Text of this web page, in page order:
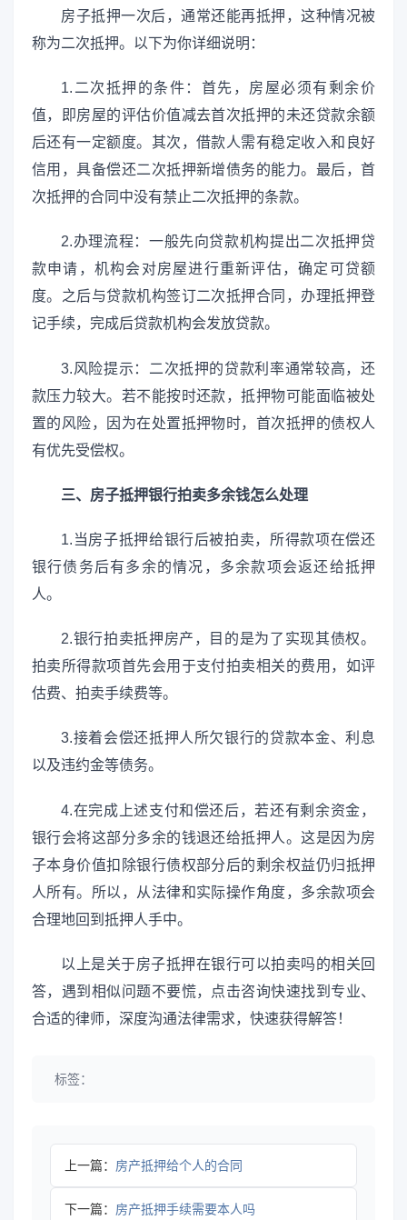
房子抵押一次后，通常还能再抵押，这种情况被
称为二次抵押。以下为你详细说明：
1.二次抵押的条件：首先，房屋必须有剩余价
值，即房屋的评估价值减去首次抵押的未还贷款余额
后还有一定额度。其次，借款人需有稳定收入和良好
信用，具备偿还二次抵押新增债务的能力。最后，首
次抵押的合同中没有禁止二次抵押的条款。
2.办理流程：一般先向贷款机构提出二次抵押贷
款申请，机构会对房屋进行重新评估，确定可贷额
度。之后与贷款机构签订二次抵押合同，办理抵押登
记手续，完成后贷款机构会发放贷款。
3.风险提示：二次抵押的贷款利率通常较高，还
款压力较大。若不能按时还款，抵押物可能面临被处
置的风险，因为在处置抵押物时，首次抵押的债权人
有优先受偿权。
三、房子抵押银行拍卖多余钱怎么处理
1.当房子抵押给银行后被拍卖，所得款项在偿还
银行债务后有多余的情况，多余款项会返还给抵押
人。
2.银行拍卖抵押房产，目的是为了实现其债权。
拍卖所得款项首先会用于支付拍卖相关的费用，如评
估费、拍卖手续费等。
3.接着会偿还抵押人所欠银行的贷款本金、利息
以及违约金等债务。
4.在完成上述支付和偿还后，若还有剩余资金，
银行会将这部分多余的钱退还给抵押人。这是因为房
子本身价值扣除银行债权部分后的剩余权益仍归抵押
人所有。所以，从法律和实际操作角度，多余款项会
合理地回到抵押人手中。
以上是关于房子抵押在银行可以拍卖吗的相关回
答，遇到相似问题不要慌，点击咨询快速找到专业、
合适的律师，深度沟通法律需求，快速获得解答！
标签：
上一篇： 房产抵押给个人的合同
下一篇： 房产抵押手续需要本人吗